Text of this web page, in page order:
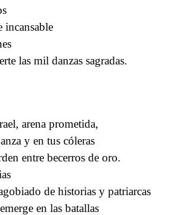
incansable
las mil danzas sagradas.
arena prometida,
y en tus cóleras
entre becerros de oro.
de historias y patriarcas
en las batallas